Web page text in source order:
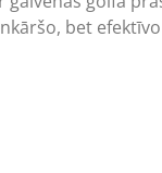
bet